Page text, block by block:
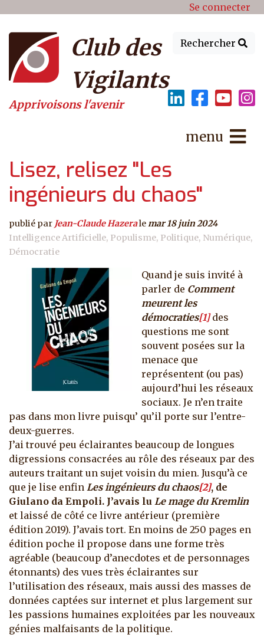
Menu du compte de Se connecter
Rechercher
Club des
Vigilants
Apprivoisons l'avenir
menu
Lisez, relisez "Les
ingénieurs du chaos"
publié par Jean-Claude Hazeralemar 18 juin 2024
Intelligence Artificielle Populisme Politique Numérique
Démocratie
Quand je suis invité à
parler de Comment
meurent les
démocraties[1]des
questions me sont
souvent posées sur la
menace que
représentent (ou pas)
aujourd’hui les réseaux
sociaux. Je n’en traite
pas dans mon livre puisqu’ qu’il porte sur l’entre-
deux-guerres.
J’ai trouvé peu éclairantes beaucoup de longues
digressions consacrées au rôle des réseaux par des
auteurs traitant un sujet voisin du mien. Jusqu’à ce
que je lise enfin Les ingénieurs du chaos[2], de
Giulano da Empoli. J’avais lu Le mage du Kremlin
et laissé de côté ce livre antérieur (première
édition 2019). J’avais tort. En moins de 250 pages en
édition poche il propose dans une forme très
agréable (beaucoup d’anecdotes et de personnages
étonnants) des vues très éclairantes sur
l’utilisation des réseaux, mais aussi des masses de
données captées sur internet et plus largement sur
les passions humaines exploitées par les nouveaux
génies malfaisants de la politique.